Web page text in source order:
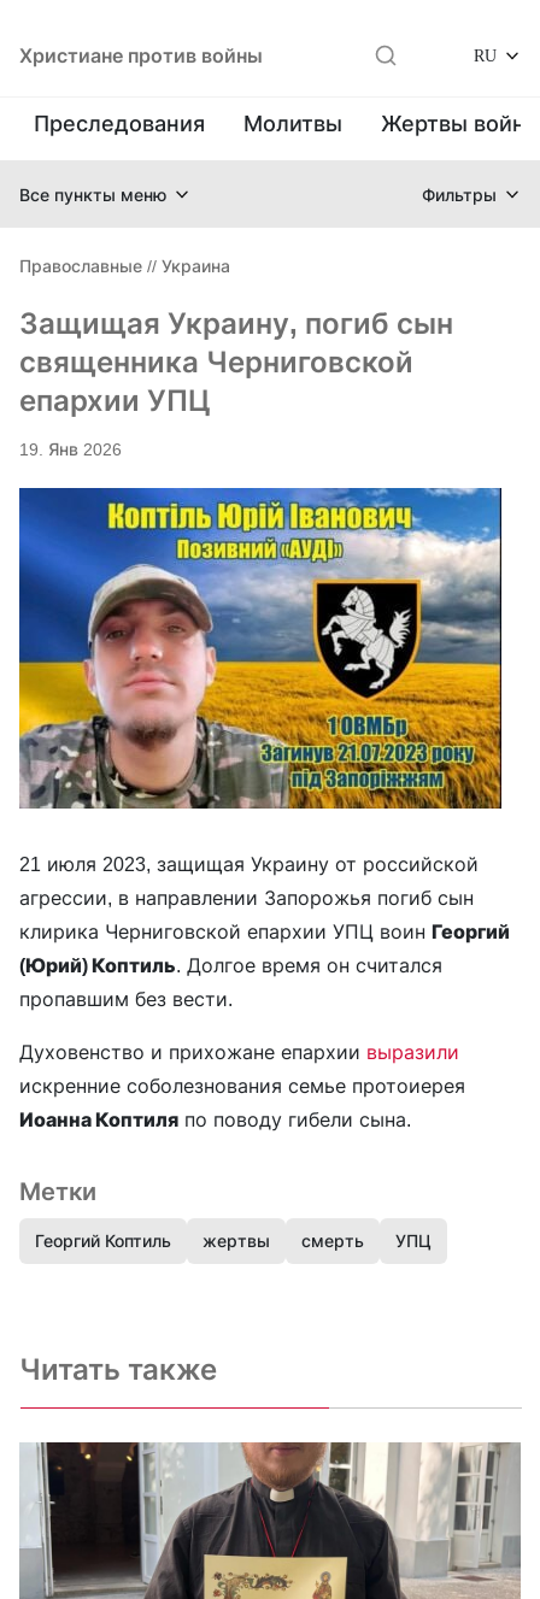
Христиане против войны RU
Преследования Молитвы Жертвы
Все пункты меню Фильтры
Православные // Украина
Защищая Украину, погиб сын
священника Черниговской
епархии УПЦ
19. Янв 2026
21 июля 2023, защищая Украину от российской
агрессии, в направлении Запорожья погиб сын
клирика Черниговской епархии УПЦ воин Георгий
(Юрий) Коптиль. Долгое время он считался
пропавшим без вести.
Духовенство и прихожане епархии выразили
искренние соболезнования семье протоиерея
Иоанна Коптиля по поводу гибели сына.
Метки
Георгий Коптиль жертвы смерть УПЦ
Читать также